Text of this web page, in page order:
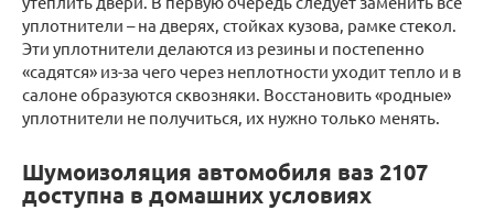
уплотнители – на дверях, стойках кузова, рамке стекол.
Эти уплотнители делаются из резины и постепенно
«садятся» из-за чего через неплотности уходит тепло и в
салоне образуются сквозняки. Восстановить «родные»
уплотнители не получиться, их нужно только менять.
Шумоизоляция автомобиля ваз 2107
доступна в домашних условиях